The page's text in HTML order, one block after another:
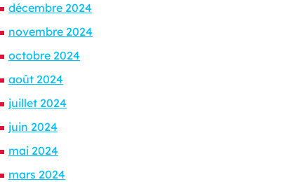
décembre 2024
novembre 2024
octobre 2024
août 2024
juillet 2024
juin 2024
mai 2024
mars 2024